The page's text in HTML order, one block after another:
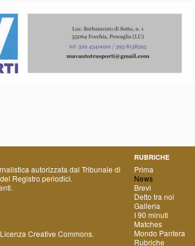
autorizzata dal Tribunale di
Registro periodici.
Licenza Creative Commons.
RUBRICHE
Prima
News
Brevi
Detto tra noi
Galleria
I 90 minuti
Matches
Mondo Pantera
Rubriche